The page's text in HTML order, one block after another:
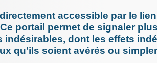
accessible par le
portail permet de signaler
indésirables, dont les effets
qu’ils soient avérés ou